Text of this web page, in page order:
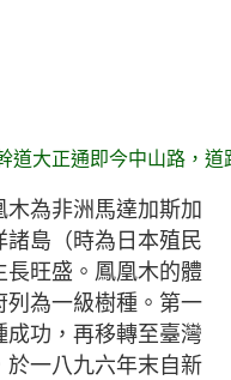
道大正通即今中山路，
為非洲馬達加斯加
島（時為日本殖民
旺盛。鳳凰木的體
為一級樹種。第一
功，再移轉至臺灣
一八九六年末自新